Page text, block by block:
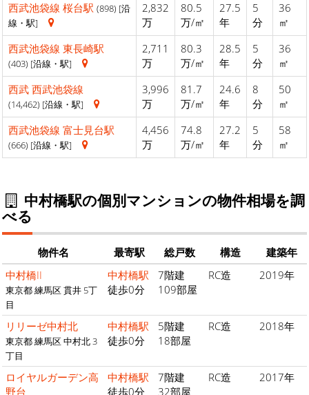
西武池袋線 桜台駅 (898) [沿
線・駅]
2,832
万
80.5
万/㎡
27.5
年
5
分
36
㎡
西武池袋線 東長崎駅
(403) [沿線・駅]
2,711
万
80.3
万/㎡
28.5
年
5
分
36
㎡
西武 西武池袋線
(14,462) [沿線・駅]
3,996
万
81.7
万/㎡
24.6
年
8
分
50
㎡
西武池袋線 富士見台駅
(666) [沿線・駅]
4,456
万
74.8
万/㎡
27.2
年
5
分
58
㎡
中村橋駅の個別マンションの物件相場を調
べる
物件名 最寄駅 総戸数 構造
建築年
中村橋II
東京都 練馬区 貫井 5丁
目
中村橋駅
徒歩0分
7階建
109部屋
RC造 2019年
リリーゼ中村北
東京都 練馬区 中村北 3
丁目
中村橋駅
徒歩0分
5階建
18部屋
RC造 2018年
ロイヤルガーデン高
野台
中村橋駅
徒歩0分
7階建
32部屋
RC造 2017年